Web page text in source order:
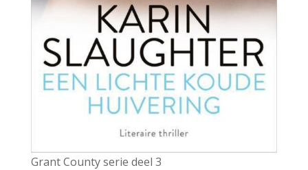
Grant County serie deel 3